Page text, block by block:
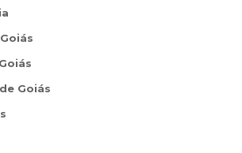
Goiás